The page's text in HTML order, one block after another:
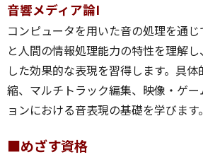
音響メディア論I
コンピュータを用いた音の処理を通
と人間の情報処理能力の特性を理解
した効果的な表現を習得します。具
縮、マルチトラック編集、映像・ゲ
ョンにおける音表現の基礎を学びます。
■めざす資格